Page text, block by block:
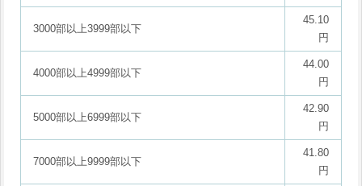
3000部以上3999部以下
45.10
円
4000部以上4999部以下
44.00
円
5000部以上6999部以下
42.90
円
7000部以上9999部以下
41.80
円